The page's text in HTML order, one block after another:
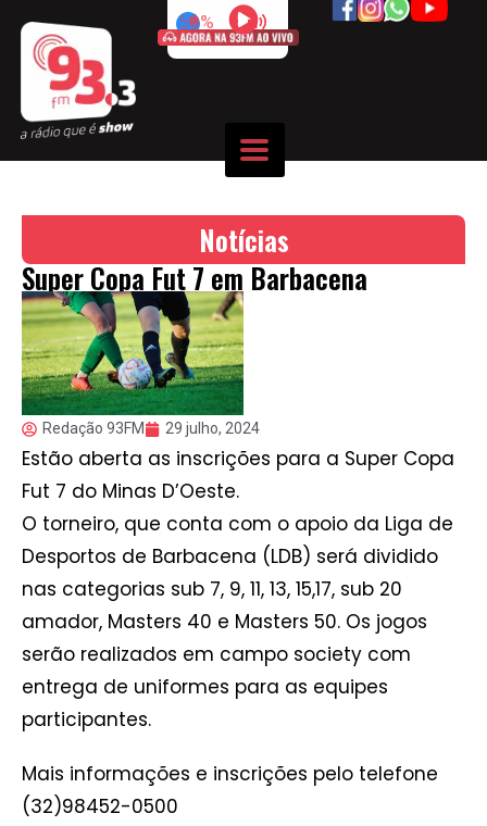
50%
Notícias
Super Copa Fut 7 em Barbacena
Redação 93FM 29 julho, 2024
Estão aberta as inscrições para a Super Copa
Fut 7 do Minas D’Oeste.
O torneiro, que conta com o apoio da Liga de
Desportos de Barbacena (LDB) será dividido
nas categorias sub 7, 9, 11, 13, 15,17, sub 20
amador, Masters 40 e Masters 50. Os jogos
serão realizados em campo society com
entrega de uniformes para as equipes
participantes.
Mais informações e inscrições pelo telefone
(32)98452-0500